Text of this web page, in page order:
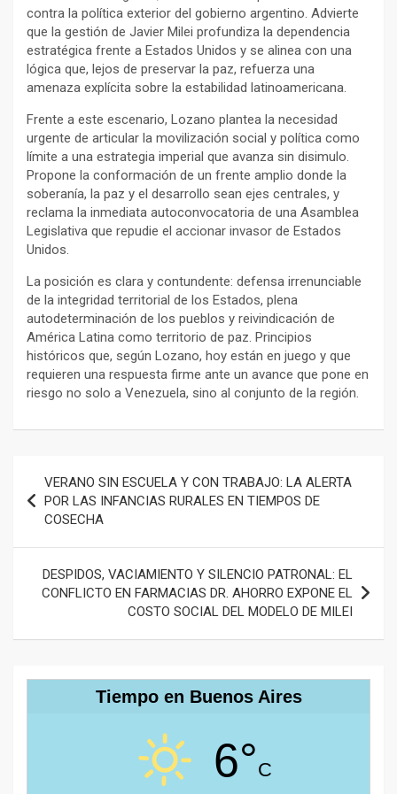
contra la política exterior del gobierno argentino. Advierte
que la gestión de Javier Milei profundiza la dependencia
estratégica frente a Estados Unidos y se alinea con una
lógica que, lejos de preservar la paz, refuerza una
amenaza explícita sobre la estabilidad latinoamericana.
Frente a este escenario, Lozano plantea la necesidad
urgente de articular la movilización social y política como
límite a una estrategia imperial que avanza sin disimulo.
Propone la conformación de un frente amplio donde la
soberanía, la paz y el desarrollo sean ejes centrales, y
reclama la inmediata autoconvocatoria de una Asamblea
Legislativa que repudie el accionar invasor de Estados
Unidos.
La posición es clara y contundente: defensa irrenunciable
de la integridad territorial de los Estados, plena
autodeterminación de los pueblos y reivindicación de
América Latina como territorio de paz. Principios
históricos que, según Lozano, hoy están en juego y que
requieren una respuesta firme ante un avance que pone en
riesgo no solo a Venezuela, sino al conjunto de la región.
de
entradas
VERANO SIN ESCUELA Y CON TRABAJO: LA ALERTA
POR LAS INFANCIAS RURALES EN TIEMPOS DE
COSECHA
DESPIDOS, VACIAMIENTO Y SILENCIO PATRONAL: EL
CONFLICTO EN FARMACIAS DR. AHORRO EXPONE EL
COSTO SOCIAL DEL MODELO DE MILEI
Tiempo en Buenos Aires
6°C